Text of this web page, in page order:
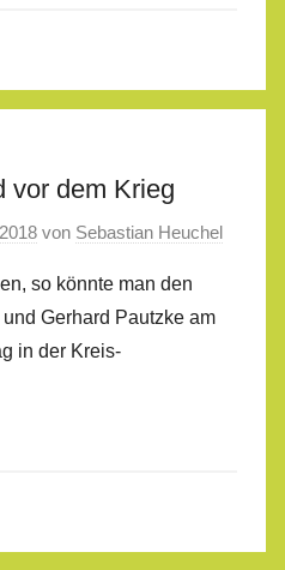
vor dem Krieg
von Sebastian Heuchel
so könnte man den
Gerhard Pautzke am
in der Kreis-